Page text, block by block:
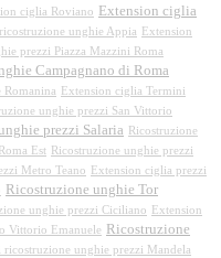
ciglia Roviano Extension ciglia
unghie Appia
Extension
prezzi Piazza Mazzini Roma
Campagnano di Roma
Romanina
Extension ciglia Termini
unghie prezzi San Vittorio
prezzi Salaria
Ricostruzione
Est
Ricostruzione unghie prezzi
Metro Teano
Extension ciglia prezzi
Ricostruzione unghie Tor
unghie prezzi Ciciliano
Extension
Vittorio Emanuele Ricostruzione
ricostruzione unghie prezzi Mandela